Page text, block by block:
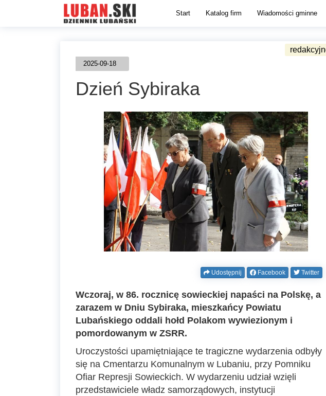
Start Katalog firm Wiadomości gminne
2025-09-18
Dzień Sybiraka
Udostępnij Facebook Twitter
Wczoraj, w 86. rocznicę sowieckiej napaści na Polskę, a
zarazem w Dniu Sybiraka, mieszkańcy Powiatu
Lubańskiego oddali hołd Polakom wywiezionym i
pomordowanym w ZSRR.
Uroczystości upamiętniające te tragiczne wydarzenia odbyły
się na Cmentarzu Komunalnym w Lubaniu, przy Pomniku
Ofiar Represji Sowieckich. W wydarzeniu udział wzięli
przedstawiciele władz samorządowych, instytucji